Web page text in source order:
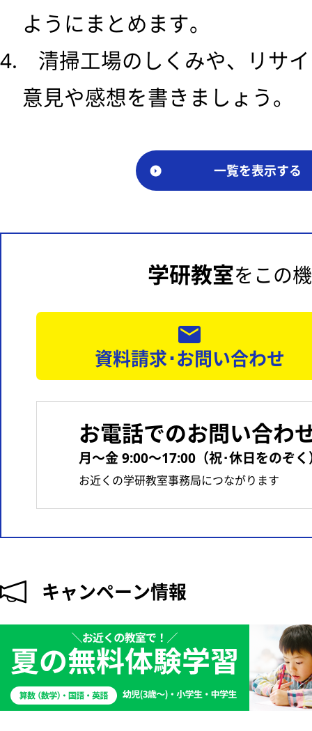
ようにまとめます。
4. 清掃工場のしくみや、リサ
意見や感想を書きましょう。
一覧を表示する
学研教室をこの
資料請求･お問い合わせ
お電話でのお問い合わ
月〜金 9:00〜17:00（祝･休日をのぞく
お近くの学研教室事務局につながります
キャンペーン情報